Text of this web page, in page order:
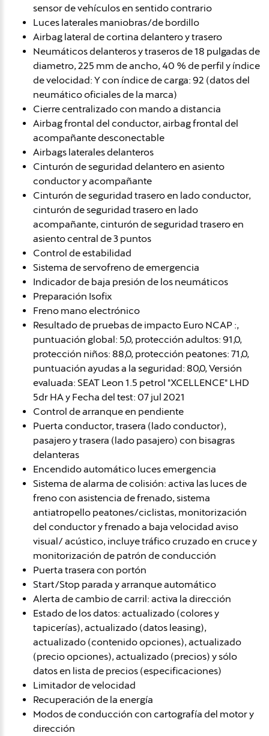
sensor de vehículos en sentido contrario
Luces laterales maniobras/de bordillo
Airbag lateral de cortina delantero y trasero
Neumáticos delanteros y traseros de 18 pulgadas de
diametro, 225 mm de ancho, 40 % de perfil y índice
de velocidad: Y con índice de carga: 92 (datos del
neumático oficiales de la marca)
Cierre centralizado con mando a distancia
Airbag frontal del conductor, airbag frontal del
acompañante desconectable
Airbags laterales delanteros
Cinturón de seguridad delantero en asiento
conductor y acompañante
Cinturón de seguridad trasero en lado conductor,
cinturón de seguridad trasero en lado
acompañante, cinturón de seguridad trasero en
asiento central de 3 puntos
Control de estabilidad
Sistema de servofreno de emergencia
Indicador de baja presión de los neumáticos
Preparación Isofix
Freno mano electrónico
Resultado de pruebas de impacto Euro NCAP :,
puntuación global: 5,0, protección adultos: 91,0,
protección niños: 88,0, protección peatones: 71,0,
puntuación ayudas a la seguridad: 80,0, Versión
evaluada: SEAT Leon 1.5 petrol "XCELLENCE" LHD
5dr HA y Fecha del test: 07 jul 2021
Control de arranque en pendiente
Puerta conductor, trasera (lado conductor),
pasajero y trasera (lado pasajero) con bisagras
delanteras
Encendido automático luces emergencia
Sistema de alarma de colisión: activa las luces de
freno con asistencia de frenado, sistema
antiatropello peatones/ciclistas, monitorización
del conductor y frenado a baja velocidad aviso
visual/ acústico, incluye tráfico cruzado en cruce y
monitorización de patrón de conducción
Puerta trasera con portón
Start/Stop parada y arranque automático
Alerta de cambio de carril: activa la dirección
Estado de los datos: actualizado (colores y
tapicerías), actualizado (datos leasing),
actualizado (contenido opciones), actualizado
(precio opciones), actualizado (precios) y sólo
datos en lista de precios (especificaciones)
Limitador de velocidad
Recuperación de la energía
Modos de conducción con cartografía del motor y
dirección